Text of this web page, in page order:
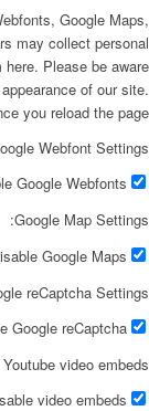
Google Maps,
may collect personal
Please be aware
of our site.
you reload the page.
Webfont Settings:
Google Webfonts.
Google Map Settings:
Google Maps.
reCaptcha Settings:
Google reCaptcha.
video embeds:
video embeds.